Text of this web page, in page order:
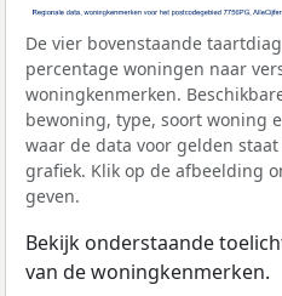
De vier bovenstaande
percentage woningen naar
woningkenmerken.
bewoning, type, soort woning
waar de data voor gelden
grafiek. Klik op de afbeelding
geven.
Bekijk onderstaande
van de woningkenmerken.